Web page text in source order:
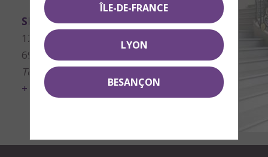
ÎLE-DE-FRANCE
LYON
BESANÇON
SMCI Editeur Immobilier Lyon
128 rue de Créqui
69006 Lyon
Tél.
04 78 52 52 52
+ d'infos